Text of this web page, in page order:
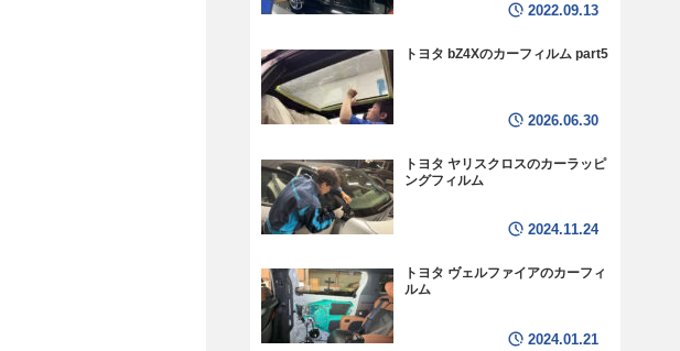
2022.09.13
トヨタ bZ4Xのカーフィルム part5
2026.06.30
トヨタ ヤリスクロスのカーラッピ
ングフィルム
2024.11.24
トヨタ ヴェルファイアのカーフィ
ルム
2024.01.21